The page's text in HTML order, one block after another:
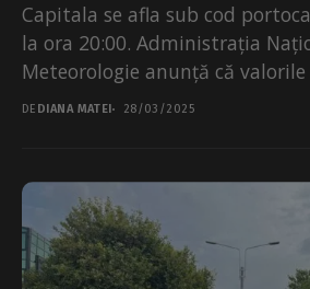
Capitala se afla sub cod
la ora 20:00. Administrația
Meteorologie anunță că
scad, dar...
DE DIANA MATEI 28/03/2025